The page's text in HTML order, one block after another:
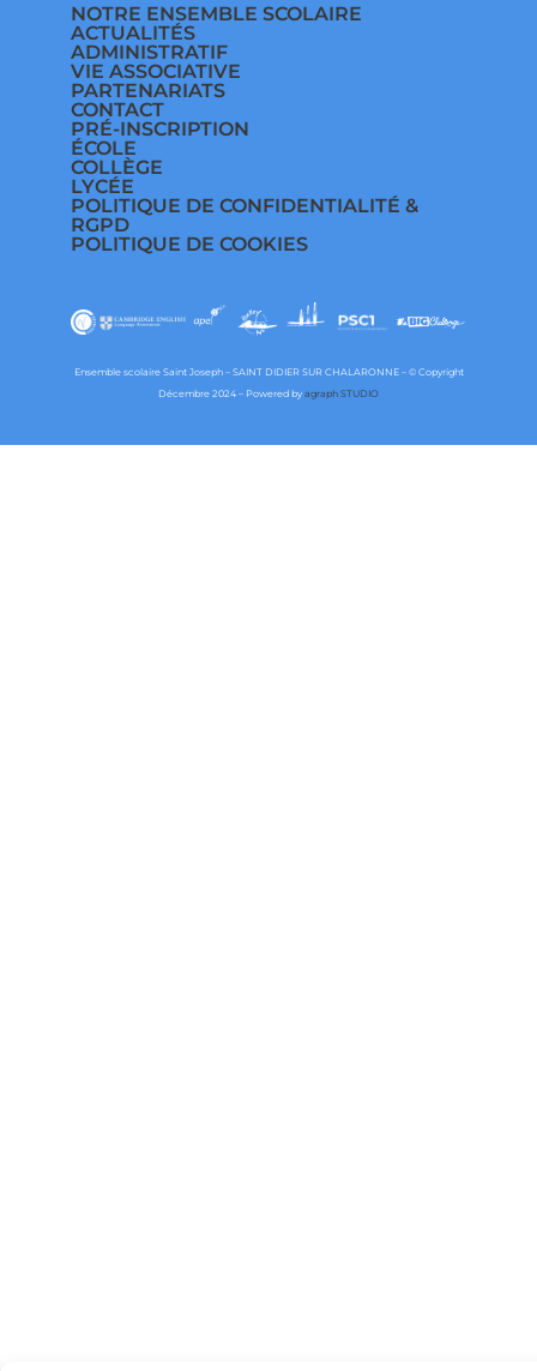
NOTRE ENSEMBLE SCOLAIRE
ACTUALITÉS
ADMINISTRATIF
VIE ASSOCIATIVE
PARTENARIATS
CONTACT
PRÉ-INSCRIPTION
ÉCOLE
COLLÈGE
LYCÉE
POLITIQUE DE CONFIDENTIALITÉ &
RGPD
POLITIQUE DE COOKIES
Ensemble scolaire Saint Joseph – SAINT DIDIER SUR CHALARONNE – © Copyright
Décembre 2024 – Powered by agraph STUDIO